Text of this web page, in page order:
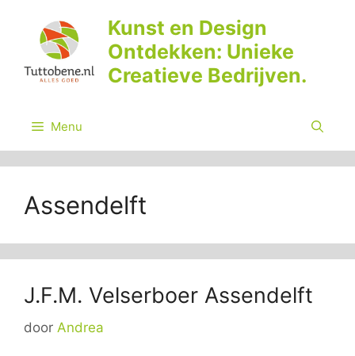
inhoud
Kunst en Design
Ontdekken: Unieke
Creatieve Bedrijven.
Menu
Assendelft
J.F.M. Velserboer Assendelft
door Andrea